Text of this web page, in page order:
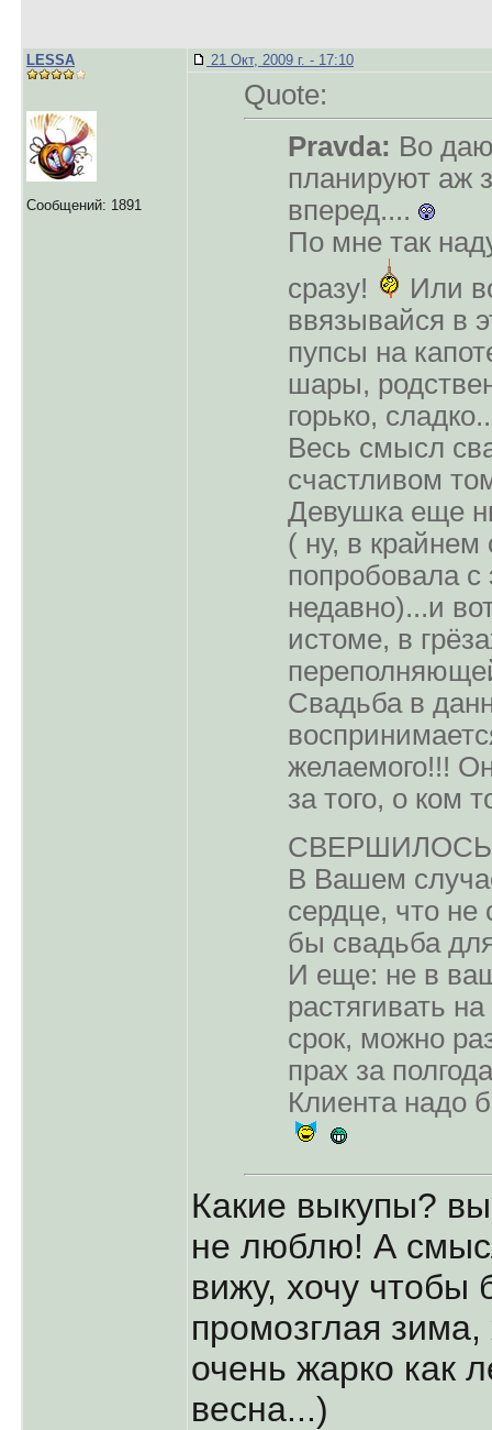
LESSA
Сообщений: 1891
21 Окт, 2009 г. - 17:10
Quote:
Pravda: Во
планируют аж
вперед....
По мне так
сразу!
Или
ввязывайся в
пупсы на
шары,
горько,
Весь смысл
счастливом
Девушка еще
( ну, в крайнем
попробовала
недавно)...и
истоме, в
Свадьба в
желаемого!!!
за того, о ком
В Вашем
сердце, что не
бы свадьба
И еще: не в
растягивать
срок, можно
прах за
Клиента надо
Какие выкупы?
не люблю! А
вижу, хочу чтобы
промозглая
очень жарко как
весна...)